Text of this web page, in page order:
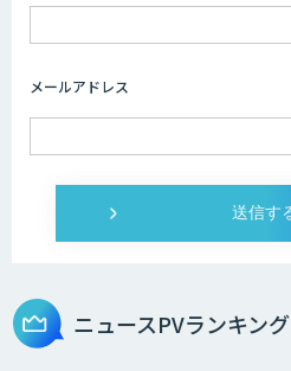
メールアドレス
ニュースPVランキング